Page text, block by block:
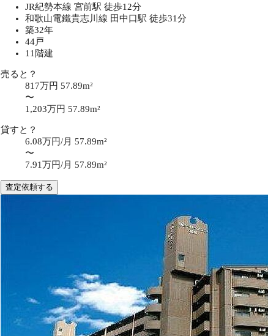
JR紀勢本線 宮前駅 徒歩12分
和歌山電鐵貴志川線 田中口駅 徒歩31分
築32年
44戸
11階建
売ると？
817万円 57.89m²
〜
1,203万円 57.89m²
貸すと？
6.08万円/月 57.89m²
〜
7.91万円/月 57.89m²
査定依頼する